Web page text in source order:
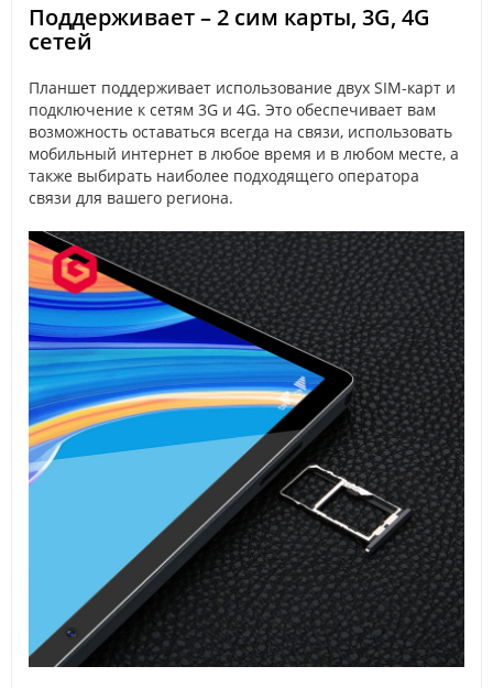
Поддерживает – 2 сим карты, 3G, 4G
сетей
Планшет поддерживает использование двух SIM-карт и
подключение к сетям 3G и 4G. Это обеспечивает вам
возможность оставаться всегда на связи, использовать
мобильный интернет в любое время и в любом месте, а
также выбирать наиболее подходящего оператора
связи для вашего региона.